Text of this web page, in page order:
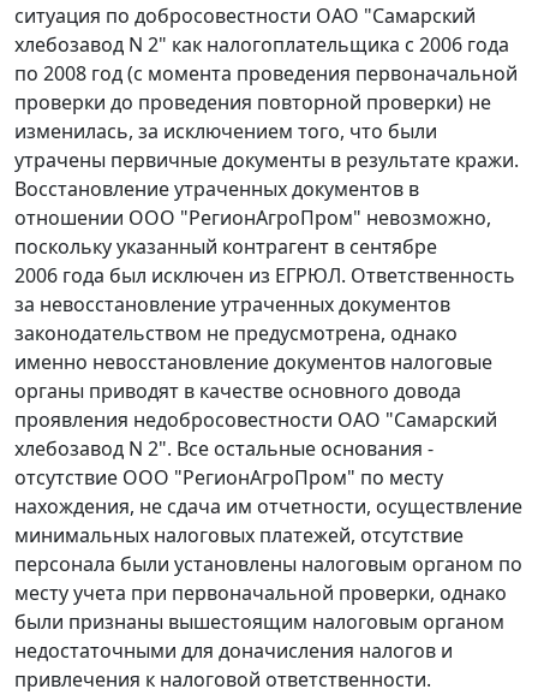
ситуация по добросовестности ОАО "Самарский
хлебозавод N 2" как налогоплательщика с 2006 года
по 2008 год (с момента проведения первоначальной
проверки до проведения повторной проверки) не
изменилась, за исключением того, что были
утрачены первичные документы в результате кражи.
Восстановление утраченных документов в
отношении ООО "РегионАгроПром" невозможно,
поскольку указанный контрагент в сентябре
2006 года был исключен из ЕГРЮЛ. Ответственность
за невосстановление утраченных документов
законодательством не предусмотрена, однако
именно невосстановление документов налоговые
органы приводят в качестве основного довода
проявления недобросовестности ОАО "Самарский
хлебозавод N 2". Все остальные основания -
отсутствие ООО "РегионАгроПром" по месту
нахождения, не сдача им отчетности, осуществление
минимальных налоговых платежей, отсутствие
персонала были установлены налоговым органом по
месту учета при первоначальной проверки, однако
были признаны вышестоящим налоговым органом
недостаточными для доначисления налогов и
привлечения к налоговой ответственности.